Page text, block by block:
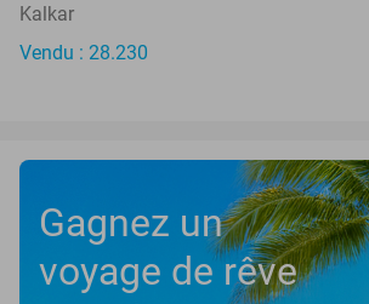
Kalkar
Vendu : 28.230
Gagnez un
voyage de rêve